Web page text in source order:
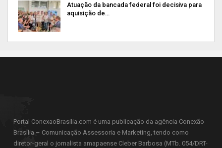
Atuação da bancada federal foi decisiva para
aquisição de…
Portal ConexaoBrasilia.com é uma publicação da agência Conexão
Brasília – Comunicação Assessoria e Marketing, tendo como
diretor-geral o jornalista amapaense Cleber Barbosa (MTb. 054/DRT-